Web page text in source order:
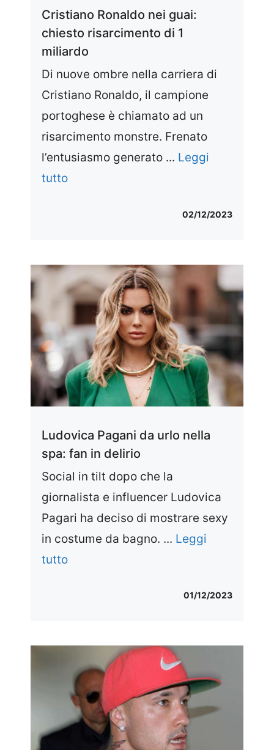
Cristiano Ronaldo nei guai:
chiesto risarcimento di 1
miliardo
Di nuove ombre nella carriera di
Cristiano Ronaldo, il campione
portoghese è chiamato ad un
risarcimento monstre. Frenato
l’entusiasmo generato ... Leggi
tutto
02/12/2023
Ludovica Pagani da urlo nella
spa: fan in delirio
Social in tilt dopo che la
giornalista e influencer Ludovica
Pagari ha deciso di mostrare sexy
in costume da bagno. ... Leggi
tutto
01/12/2023